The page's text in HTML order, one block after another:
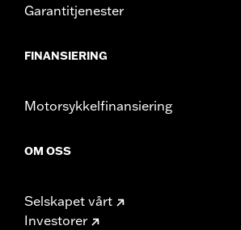
Garantitjenester
FINANSIERING
Motorsykkelfinansiering
OM OSS
Selskapet vårt
Investorer